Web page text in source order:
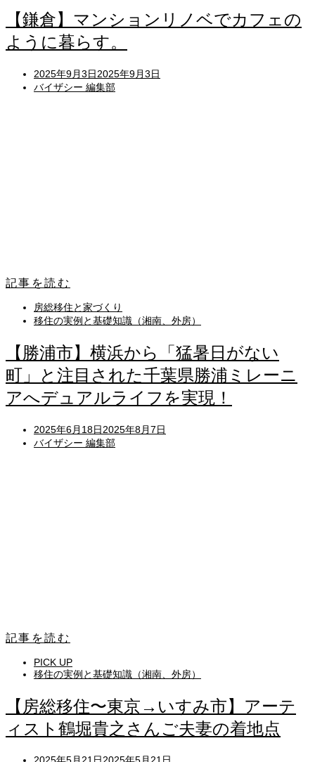
【鎌倉】マンションリノベでカフェの
ように暮らす。
Posted
on
2025年9月3日2025年9月3日
バイザシー 編集部
記事を読む
房総移住と家づくり
移住の実例と基礎知識（湘南、外房）
【勝浦市】横浜から「猛暑日がない
町」と注目された千葉県勝浦ミレーニ
アへデュアルライフを実現！
Posted
on
2025年6月18日2025年8月7日
バイザシー 編集部
記事を読む
PICK UP
移住の実例と基礎知識（湘南、外房）
【房総移住〜東京→いすみ市】アーテ
ィスト鶴堀貴之さんご夫妻の着地点
Posted